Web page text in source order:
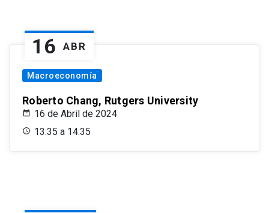
16 ABR
Macroeconomía
Roberto Chang, Rutgers University
16 de Abril de 2024
13:35 a 14:35